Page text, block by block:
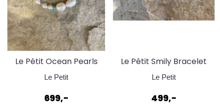
Le Pétit Ocean Pearls
Armbånd
Le Petit
699,-
Le Pétit Smily Bracelet
Lilac
Le Petit
499,-